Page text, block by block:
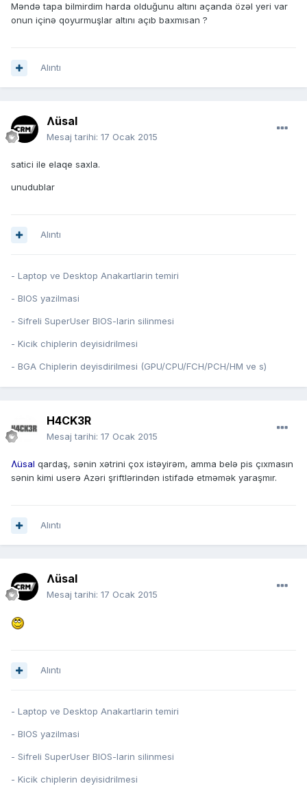
Məndə tapa bilmirdim harda olduğunu altını açanda özəl yeri var
onun içinə qoyurmuşlar altını açıb baxmısan ?
Alıntı
Ʌüsal
Mesaj tarihi: 17 Ocak 2015
satici ile elaqe saxla.
unudublar
Alıntı
- Laptop ve Desktop Anakartlarin temiri
- BIOS yazilmasi
- Sifreli SuperUser BIOS-larin silinmesi
- Kicik chiplerin deyisidrilmesi
- BGA Chiplerin deyisdirilmesi (GPU/CPU/FCH/PCH/HM ve s)
H4CK3R
Mesaj tarihi: 17 Ocak 2015
Ʌüsal qardaş, sənin xətrini çox istəyirəm, amma belə pis çıxmasın
sənin kimi userə Azəri şriftlərindən istifadə etməmək yaraşmır.
Alıntı
Ʌüsal
Mesaj tarihi: 17 Ocak 2015
Alıntı
- Laptop ve Desktop Anakartlarin temiri
- BIOS yazilmasi
- Sifreli SuperUser BIOS-larin silinmesi
- Kicik chiplerin deyisidrilmesi